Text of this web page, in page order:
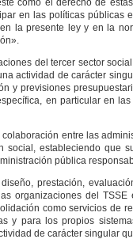
en las políticas públicas
la presente ley y en la
del tercer sector
actividad de carácter
y previsiones
en particular en
entre las
estableciendo que
pública
prestación,
organizaciones del
como servicios de
y para los propios
de carácter singular